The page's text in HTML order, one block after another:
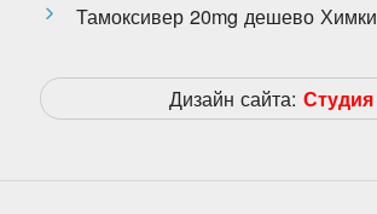
Тамоксивер 20mg дешево Химки
Дизайн сайта: Студия